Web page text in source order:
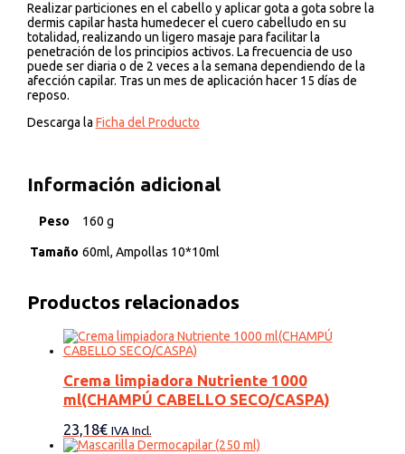
Realizar particiones en el cabello y aplicar gota a gota sobre la
dermis capilar hasta humedecer el cuero cabelludo en su
totalidad, realizando un ligero masaje para facilitar la
penetración de los principios activos. La frecuencia de uso
puede ser diaria o de 2 veces a la semana dependiendo de la
afección capilar. Tras un mes de aplicación hacer 15 días de
reposo.
Descarga la Ficha del Producto
Información adicional
Peso 160 g
Tamaño 60ml, Ampollas 10*10ml
Productos relacionados
Crema limpiadora Nutriente 1000
ml(CHAMPÚ CABELLO SECO/CASPA)
23,18€ IVA Incl.